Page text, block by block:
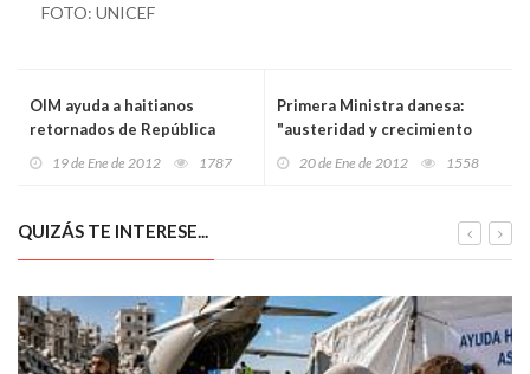
FOTO: UNICEF
OIM ayuda a haitianos
retornados de República
19 de Ene de 2012 1787
Primera Ministra danesa:
"austeridad y crecimiento
20 de Ene de 2012 1558
QUIZÁS TE INTERESE...